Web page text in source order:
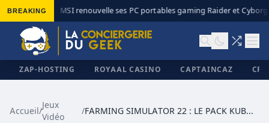
BREAKING MSI renouvelle ses PC portables gaming Raider et Cyborg
ZAP-HOSTING ROYAAL CASINO CAPTAINCAZ
Accueil/
Jeux
Vidéo
/ FARMING SIMULATOR 22 : LE PACK KUBOTA